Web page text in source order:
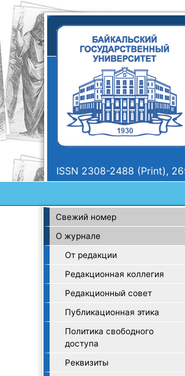
ISSN 2308-2488 (Print),
Свежий номер
О журнале
От редакции
Редакционная коллегия
Редакционный совет
Публикационная этика
Политика свободного
доступа
Реквизиты